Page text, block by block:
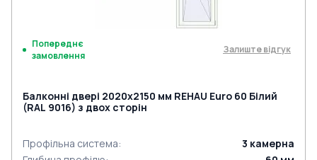
Попереднє
замовлення
Залиште відгук
Балконні двері 2020x2150 мм REHAU Euro 60 Білий
(RAL 9016) з двох сторін
Профільна система: 3 камерна